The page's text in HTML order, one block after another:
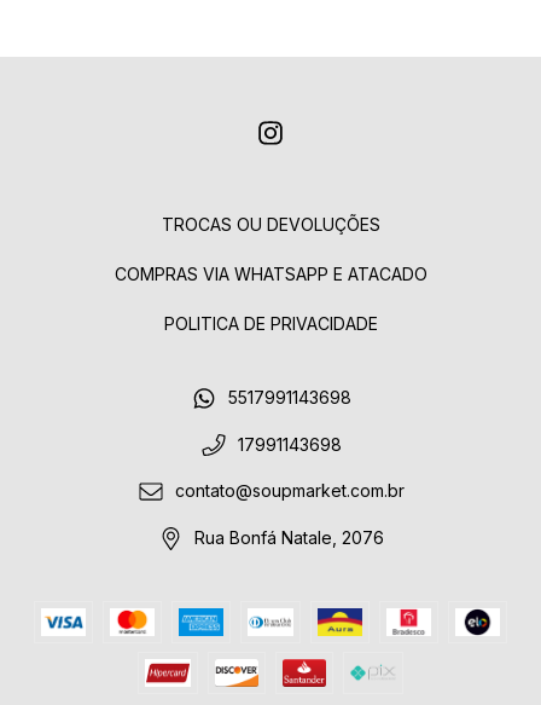
TROCAS OU DEVOLUÇÕES
COMPRAS VIA WHATSAPP E ATACADO
POLITICA DE PRIVACIDADE
5517991143698
17991143698
contato@soupmarket.com.br
Rua Bonfá Natale, 2076